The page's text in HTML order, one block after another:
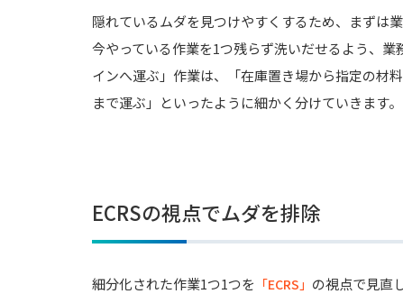
隠れているムダを見つけやすくするため、まずは業
今やっている作業を1つ残らず洗いだせるよう、
インへ運ぶ」作業は、「在庫置き場から指定の材
まで運ぶ」といったように細かく分けていきます。
ECRSの視点でムダを排除
細分化された作業1つ1つを 「ECRS」 の視点で見直